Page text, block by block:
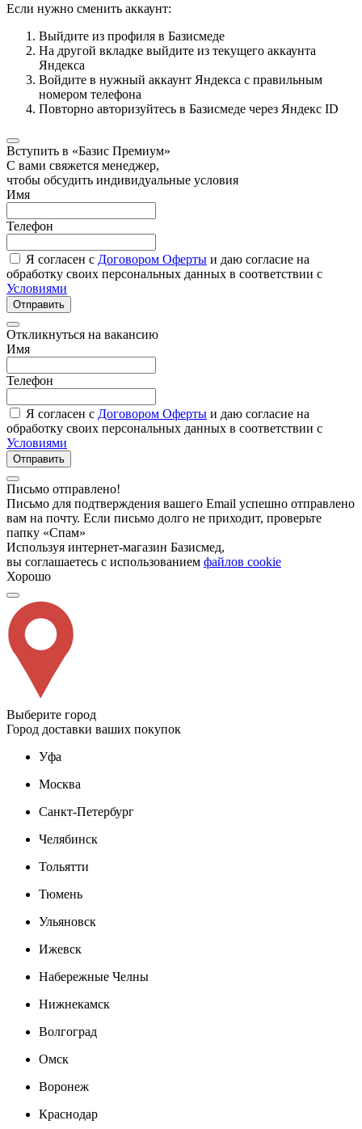
Если нужно сменить аккаунт:
Выйдите из профиля в Базисмеде
На другой вкладке выйдите из текущего аккаунта
Яндекса
Войдите в нужный аккаунт Яндекса с правильным
номером телефона
Повторно авторизуйтесь в Базисмеде через Яндекс ID
Вступить в «Базис Премиум»
С вами свяжется менеджер,
чтобы обсудить индивидуальные условия
Имя
Телефон
Я согласен с Договором Оферты и даю согласие на
обработку своих персональных данных в соответствии с
Условиями
Отправить
Откликнуться на вакансию
Имя
Телефон
Я согласен с Договором Оферты и даю согласие на
обработку своих персональных данных в соответствии с
Условиями
Отправить
Письмо отправлено!
Письмо для подтверждения вашего Email успешно отправлено
вам на почту. Если письмо долго не приходит, проверьте
папку «Спам»
Используя интернет-магазин Базисмед,
вы соглашаетесь с использованием файлов cookie
Хорошо
Выберите город
Город доставки ваших покупок
Уфа
Москва
Санкт-Петербург
Челябинск
Тольятти
Тюмень
Ульяновск
Ижевск
Набережные Челны
Нижнекамск
Волгоград
Омск
Воронеж
Краснодар